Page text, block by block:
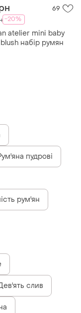
69
-20%
mini baby
набір румян
пудрові
рум'ян
слив